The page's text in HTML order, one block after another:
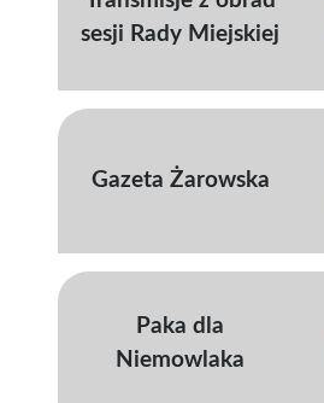
sesji Rady Miejskiej
Gazeta Żarowska
Paka dla
Niemowlaka